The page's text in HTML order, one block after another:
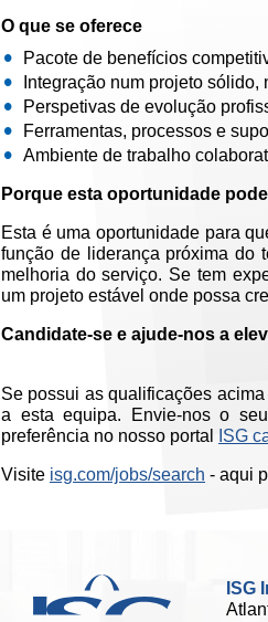
O que se oferece
Pacote de benefícios
Integração num projeto
Perspetivas de evolução
Ferramentas, processos e
Ambiente de trabalho
Porque esta oportunidade
Esta é uma oportunidade para
função de liderança próxima do
melhoria do serviço. Se tem
um projeto estável onde possa
Candidate-se e ajude-nos a
Se possui as qualificações
a esta equipa. Envie-nos o
preferência no nosso portal
ISG
Visite isg.com/jobs/search - aqui
ISG